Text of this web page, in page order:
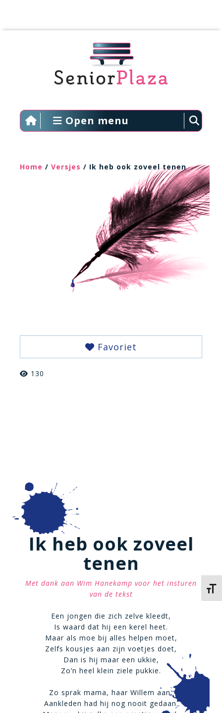
Open menu
Home / Versjes / Ik heb ook zoveel tenen
Favoriet
130
Ik heb ook zoveel
tenen
Met dank aan Wim Hanekamp voor het insturen
van de tekst
Een jongen die zich zelve kleedt,
Is waard dat hij een kerel heet.
Maar als moe bij alles helpen moet,
Zelfs kousjes aan zijn voetjes doet,
Dan is hij maar een ukkie,
Zo’n heel klein ziele pukkie.
Zo sprak mama, haar Willem aan,
Aankleden had hij nog nooit gedaan.